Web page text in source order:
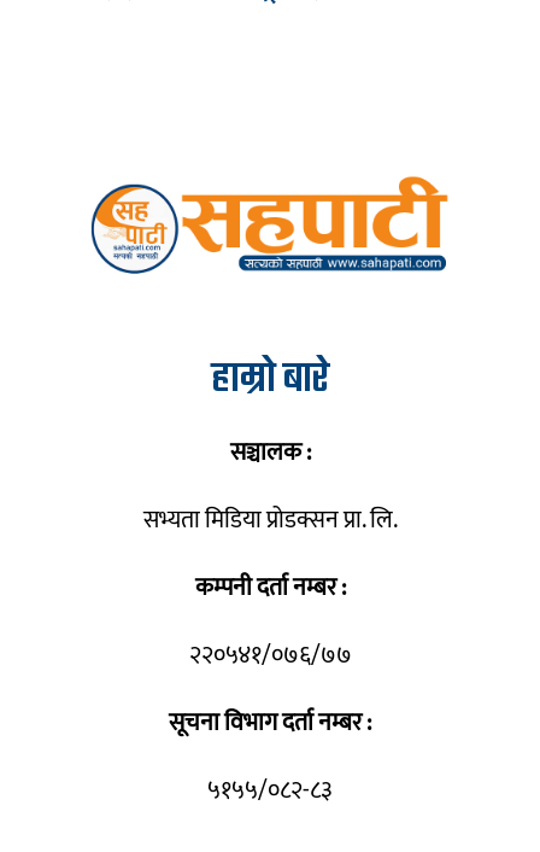
हाम्रो बारे
सञ्चालक :
सभ्यता मिडिया प्रोडक्सन प्रा. लि.
कम्पनी दर्ता नम्बर :
२२०५४१/०७६/७७
सूचना विभाग दर्ता नम्बर :
५१५५/०८२-८३